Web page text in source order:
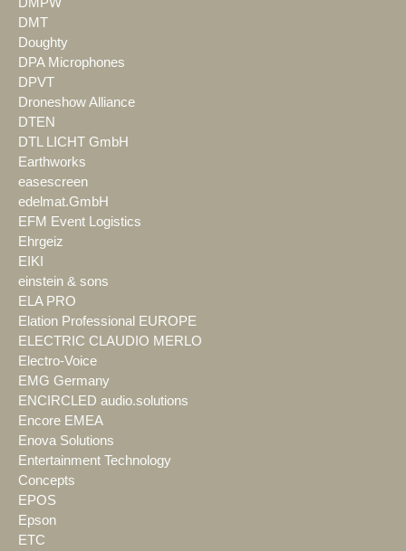
DMT
Doughty
DPA Microphones
DPVT
Droneshow Alliance
DTEN
DTL LICHT GmbH
Earthworks
easescreen
edelmat.GmbH
EFM Event Logistics
Ehrgeiz
EIKI
einstein & sons
ELA PRO
Elation Professional EUROPE
ELECTRIC CLAUDIO MERLO
Electro-Voice
EMG Germany
ENCIRCLED audio.solutions
Encore EMEA
Enova Solutions
Entertainment Technology
Concepts
EPOS
Epson
ETC